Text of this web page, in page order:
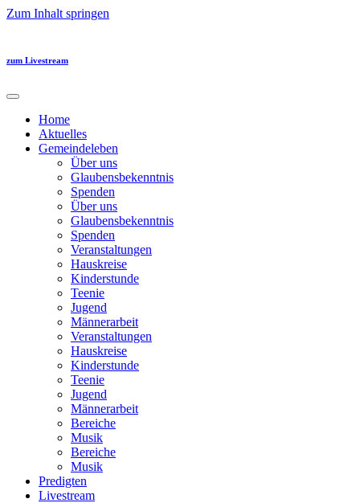
Zum Inhalt springen
zum Livestream
Home
Aktuelles
Gemeindeleben
Über uns
Glaubensbekenntnis
Spenden
Über uns
Glaubensbekenntnis
Spenden
Veranstaltungen
Hauskreise
Kinderstunde
Teenie
Jugend
Männerarbeit
Veranstaltungen
Hauskreise
Kinderstunde
Teenie
Jugend
Männerarbeit
Bereiche
Musik
Bereiche
Musik
Predigten
Livestream